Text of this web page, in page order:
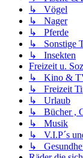
↳ Vögel
↳ Nager
↳ Pferde
↳ Sonstige
↳ Insekten
Freizeit u.
↳ Kino &
↳ Freizeit
↳ Urlaub
↳ Bücher ,
↳ Musik
↳ V.I.P´s
↳